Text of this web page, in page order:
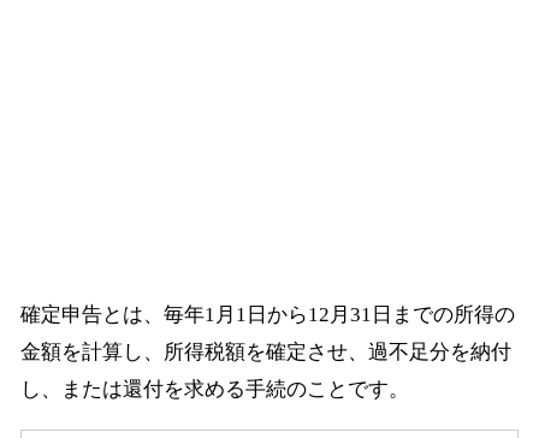
確定申告とは、毎年1月1日から12月31日までの所得の
金額を計算し、所得税額を確定させ、過不足分を納付
し、または還付を求める手続のことです。